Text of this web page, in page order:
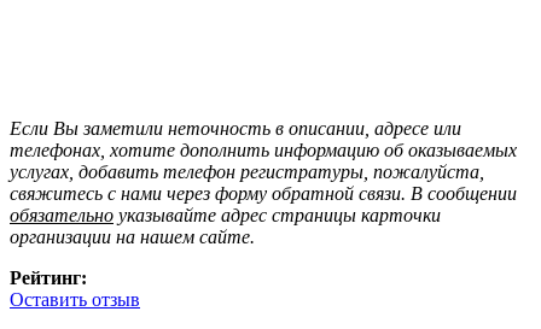
Если Вы заметили неточность в описании, адресе или
телефонах, хотите дополнить информацию об оказываемых
услугах, добавить телефон регистратуры, пожалуйста,
свяжитесь с нами через форму обратной связи. В сообщении
обязательно указывайте адрес страницы карточки
организации на нашем сайте.
Рейтинг:
Оставить отзыв